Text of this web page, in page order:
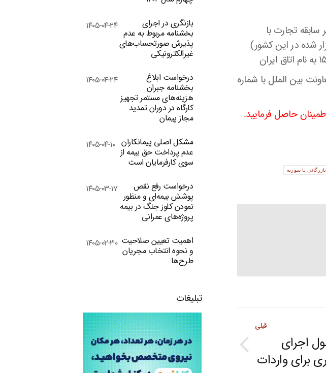
سابقه تجارت با
شده در این کشور)
بین الملل با شماره
حاصل فرمایید.
با سوریه
قبلی
Previous
اجرای
برای واردات
بازنگری در اجرای
بخشنامه مربوط به عدم
پذیرش صورتحساب‌های
غیرالکترونیکی
۱۴۰۵-۰۴-۲۴
درخواست ابلاغ
بخشنامه جبران
هزینه‌های مستمر تجهیز
کارگاه در دوران تمدید
مجاز پیمان
۱۴۰۵-۰۴-۲۴
مشکل اصلی پیمانکاران
عدم پرداخت حق بیمه از
سوی کارفرمایان است
۱۴۰۵-۰۴-۱۰
درخواست رفع نقص
پوشش بیمه‌ای و منظور
نمودن کلوز جنگ در بیمه
پروژه‌های عمرانی
۱۴۰۵-۰۳-۱۷
اهمیت تعیین صلاحیت
و نحوه انتخاب مجریان
طرح‌ها
۱۴۰۵-۰۲-۳۰
تبلیغات